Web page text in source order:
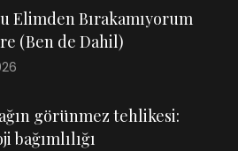
Elimden Bırakamıyorum
(Ben de Dahil)
görünmez tehlikesi:
bağımlılığı